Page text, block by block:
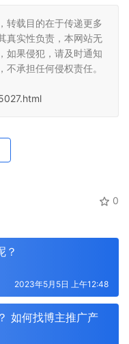
转载目的在于传递更多
真实性负责，本网站无
如果侵犯，请及时通知
承担任何侵权责任。
0
？
2023年5月5日 上午12:48
如何找博主推广产